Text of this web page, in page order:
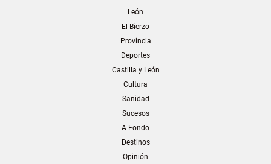
León
El Bierzo
Provincia
Deportes
Castilla y León
Cultura
Sanidad
Sucesos
A Fondo
Destinos
Opinión